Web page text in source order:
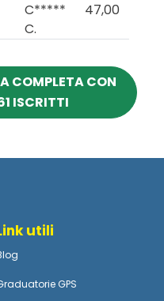
C*****
C.
47,00
COMPLETA CON
ISCRITTI
utili
GPS